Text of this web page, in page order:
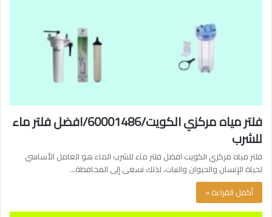
فلتر مياه مركزي الكويت/60001486/افضل فلتر ماء
للشرب
فلتر مياه مركزي الكويت افضل فلتر ماء للشرب الماء هو العامل الأساسي
لحياة الإنسان والحيوان والنبات، لذلك نسعى إلى المحافظة…
أكمل القراءة »